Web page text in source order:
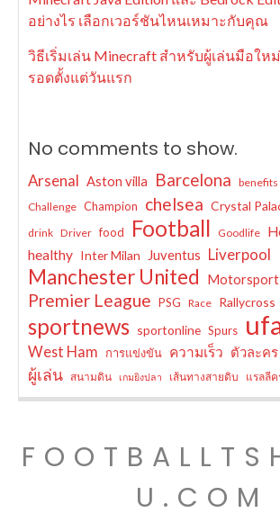
อย่างไร เลือกเวอร์ชันไหนเหมาะกับคุณ
วิธีเริ่มเล่น Minecraft สำหรับผู้เล่นมือให
รอดตั้งแต่วันแรก
No comments to show.
Arsenal Aston villa Barcelona benefits
Challenge Champion chelsea Crystal
drink Driver food Football Goodlife
healthy Inter Milan Juventus Liverpool
Manchester United Motorsport
Premier League PSG Race Rallycross
sportnews sportonline Spurs
West Ham การแข่งขัน ความเร็ว ตัวละคร
ผู้เล่น สนามดิน เกมยิงปลา เส้นทางสายดิบ แรลลีค
U.COM